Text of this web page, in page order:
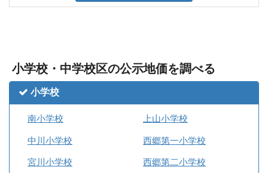
小学校・中学校区の公示地価を調べる
小学校
南小学校 上山小学校
中川小学校 西郷第一小学校
宮川小学校 西郷第二小学校